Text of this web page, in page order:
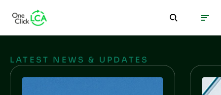
LATEST NEWS & UPDATES